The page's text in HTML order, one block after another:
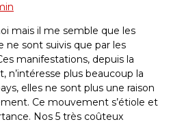
mais il me semble que les
sont suivis que par les
manifestations, depuis la
n’intéresse plus beaucoup la
elles ne sont plus une raison
Ce mouvement s’étiole et
Nos 5 très coûteux